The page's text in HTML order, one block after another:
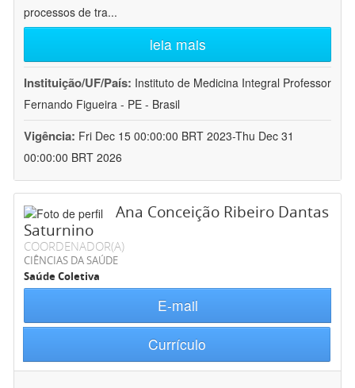
processos de tra...
leia mais
Instituição/UF/País: Instituto de Medicina Integral Professor
Fernando Figueira - PE - Brasil
Vigência: Fri Dec 15 00:00:00 BRT 2023-Thu Dec 31
00:00:00 BRT 2026
Ana Conceição Ribeiro Dantas
Saturnino
COORDENADOR(A)
CIÊNCIAS DA SAÚDE
Saúde Coletiva
E-mail
Currículo